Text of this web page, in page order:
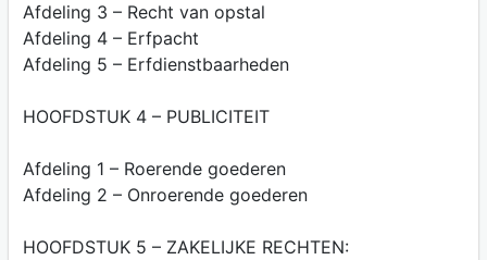
Afdeling 3 – Recht van opstal
Afdeling 4 – Erfpacht
Afdeling 5 – Erfdienstbaarheden
HOOFDSTUK 4 – PUBLICITEIT
Afdeling 1 – Roerende goederen
Afdeling 2 – Onroerende goederen
HOOFDSTUK 5 – ZAKELIJKE RECHTEN: